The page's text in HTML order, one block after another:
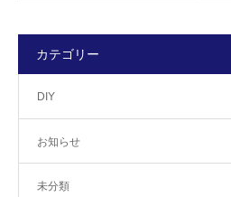
カテゴリー
DIY
お知らせ
未分類